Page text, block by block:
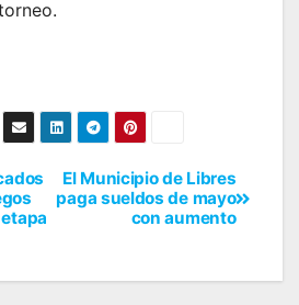
El Municipio de Libres
paga sueldos de mayo
con aumento